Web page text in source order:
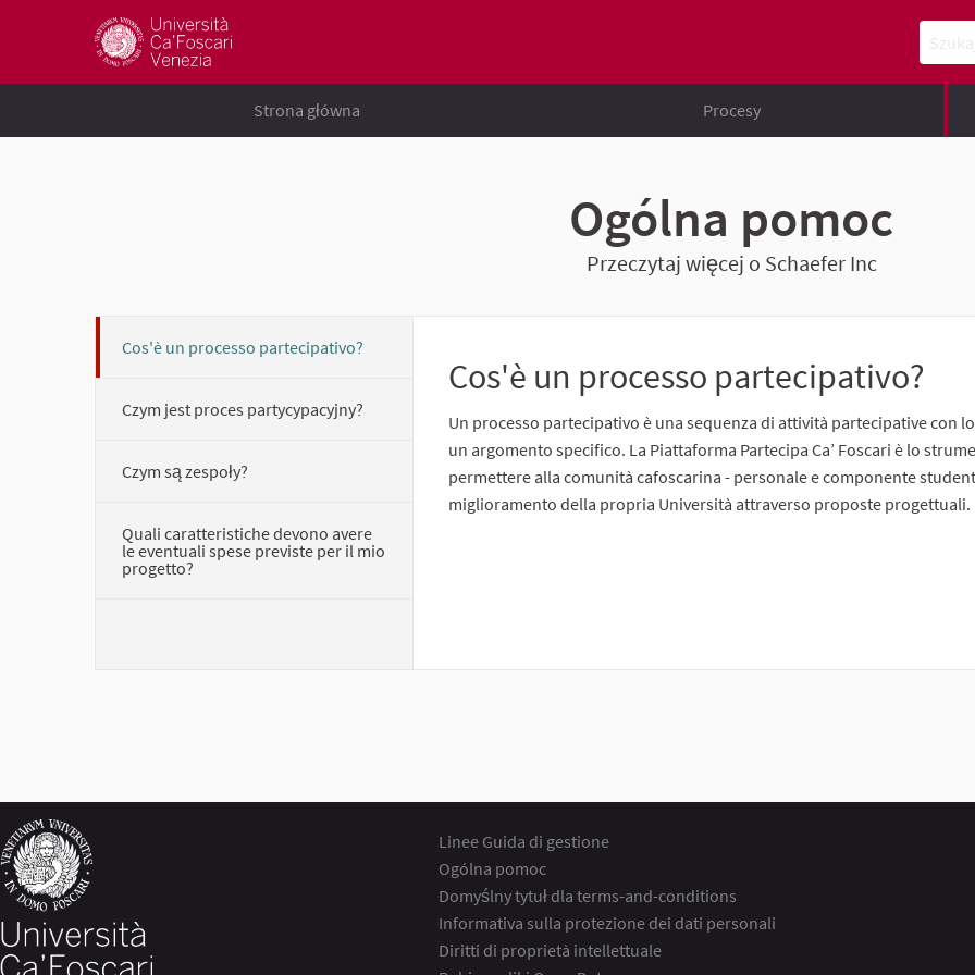
Strona główna Procesy
Ogólna pomoc
Przeczytaj więcej o Schaefer Inc
Cos'è un processo partecipativo?
Czym jest proces partycypacyjny?
Czym są zespoły?
Quali caratteristiche devono avere
le eventuali spese previste per il mio
progetto?
Cos'è un processo partecipativo?
Un processo partecipativo è una sequenza di attività partecipative con
un argomento specifico. La Piattaforma Partecipa Ca’ Foscari è lo
permettere alla comunità cafoscarina - personale e componente
miglioramento della propria Università attraverso proposte progettuali.
Linee Guida di gestione
Ogólna pomoc
Domyślny tytuł dla terms-and-conditions
Informativa sulla protezione dei dati personali
Diritti di proprietà intellettuale